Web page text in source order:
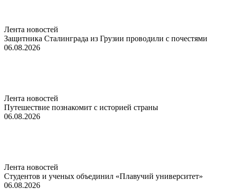
Лента новостей
Защитника Сталинграда из Грузии проводили с почестями
06.08.2026
Лента новостей
Путешествие познакомит с историей страны
06.08.2026
Лента новостей
Студентов и ученых объединил «Плавучий университет»
06.08.2026